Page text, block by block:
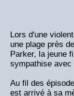
Lors d'une
une plage près
Parker, la jeune
sympathise
Au fil des
est arrivé à sa